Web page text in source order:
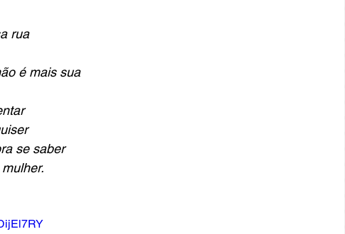
rua
é mais sua
se saber